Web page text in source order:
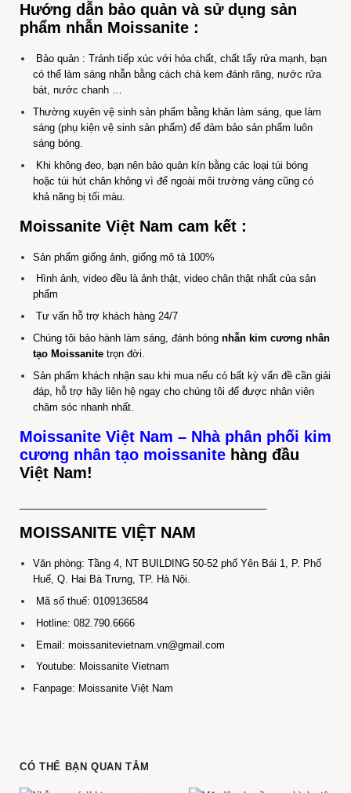
Hướng dẫn bảo quản và sử dụng sản
phẩm nhẫn Moissanite :
Bảo quản : Tránh tiếp xúc với hóa chất, chất tẩy rửa mạnh, bạn
có thể làm sáng nhẫn bằng cách chà kem đánh răng, nước rửa
bát, nước chanh …
Thường xuyên vệ sinh sản phẩm bằng khăn làm sáng, que làm
sáng (phụ kiện vệ sinh sản phẩm) để đảm bảo sản phẩm luôn
sáng bóng.
Khi không đeo, bạn nên bảo quản kín bằng các loại túi bóng
hoặc túi hút chân không vì để ngoài môi trường vàng cũng có
khả năng bị tối màu.
Moissanite Việt Nam cam kết :
Sản phẩm giống ảnh, giống mô tả 100%
Hình ảnh, video đều là ảnh thật, video chân thật nhất của sản
phẩm
Tư vấn hỗ trợ khách hàng 24/7
Chúng tôi bảo hành làm sáng, đánh bóng nhẫn kim cương nhân
tạo Moissanitetrọn đời.
Sản phẩm khách nhận sau khi mua nếu có bất kỳ vấn đề cần giải
đáp, hỗ trợ hãy liên hệ ngay cho chúng tôi để được nhân viên
chăm sóc nhanh nhất.
Moissanite Việt Nam – Nhà phân phối kim
cương nhân tạo moissanite hàng đầu
Việt Nam!
MOISSANITE VIỆT NAM
Văn phòng: Tầng 4, NT BUILDING 50-52 phố Yên Bái 1, P. Phố
Huế, Q. Hai Bà Trưng, TP. Hà Nội.
Mã số thuế: 0109136584
Hotline: 082.790.6666
Email: moissanitevietnam.vn@gmail.com
Youtube: Moissanite Vietnam
Fanpage: Moissanite Việt Nam
CÓ THỂ BẠN QUAN TÂM